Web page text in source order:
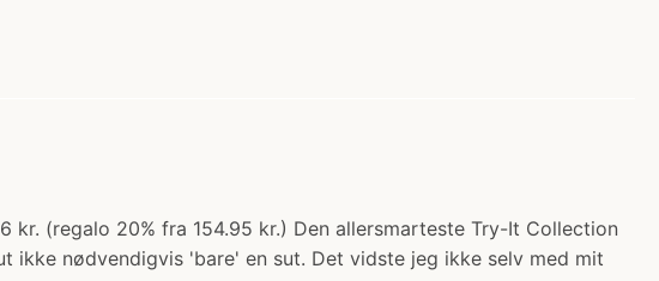
kr. (regalo 20% fra 154.95 kr.) Den allersmarteste Try-It Collection
ikke nødvendigvis 'bare' en sut. Det vidste jeg ikke selv med mit